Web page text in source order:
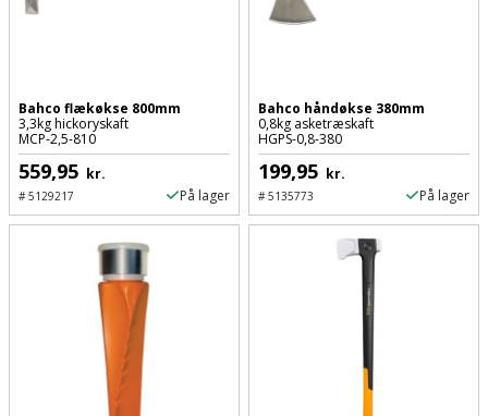
Sternbeklædning
og
tagplader
Terrassebrædder
Terrasseopklodsning
Palleløfter
Profilsaks
Reb
og
snor
Renseservietter
Sækkelukker
Industristøvsuger
Kantlimer
Kantlimertilbehør
Kap-
geringssav
Kerneboremaskine
Klammepistol
Højbede
Hylder
Jagt
og
fritid
Klæbesøm
Bahco flækøkse 800mm
3,3kg hickoryskaft
MCP-2,5-810
559,95 kr.
#5129217 På lager
Bahco håndøkse 380mm
0,8kg asketræskaft
HGPS-0,8-380
199,95 kr.
#5135773 På lager